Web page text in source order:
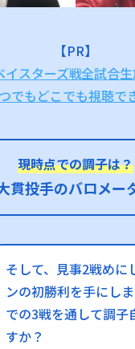
【PR】
イスターズ戦全試合
でもどこでも視聴で
現時点での調子は？
貫投手のバロメー
そして、見事2戦めに
ンの初勝利を手にし
での3戦を通して調子
すか？